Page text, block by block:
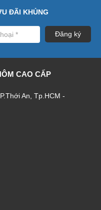
ĐÃI KHỦNG
CAO CẤP
An, Tp.HCM -